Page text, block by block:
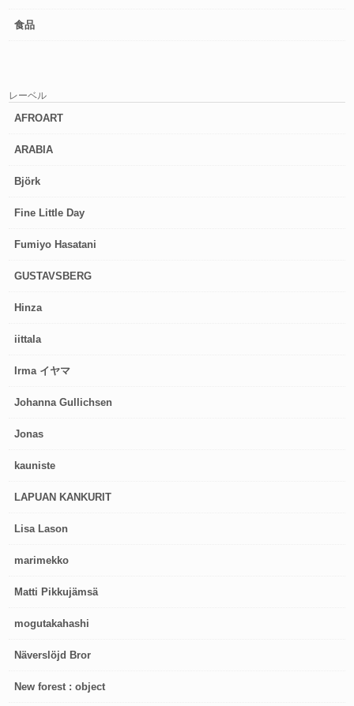
食品
レーベル
AFROART
ARABIA
Björk
Fine Little Day
Fumiyo Hasatani
GUSTAVSBERG
Hinza
iittala
Irma イヤマ
Johanna Gullichsen
Jonas
kauniste
LAPUAN KANKURIT
Lisa Lason
marimekko
Matti Pikkujämsä
mogutakahashi
Näverslöjd Bror
New forest : object